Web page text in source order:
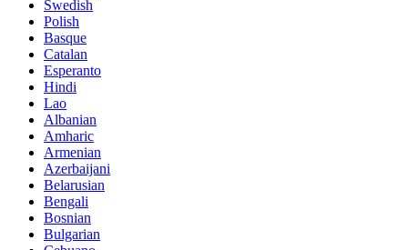
Swedish
Polish
Basque
Catalan
Esperanto
Hindi
Lao
Albanian
Amharic
Armenian
Azerbaijani
Belarusian
Bengali
Bosnian
Bulgarian